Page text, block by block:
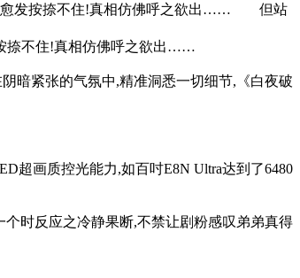
心愈发按捺不住!真相仿佛呼之欲出…… 但站
捺不住!真相仿佛呼之欲出……
暗紧张的气氛中,精准洞悉一切细节,《白夜破
画质控光能力,如百吋E8N Ultra达到了6480
时反应之冷静果断,不禁让剧粉感叹弟弟真得